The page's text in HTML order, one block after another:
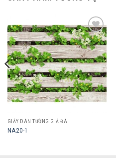
Add to
wishlist
GIẤY DÁN TƯỜNG GIẢ ĐÁ
NA20-1